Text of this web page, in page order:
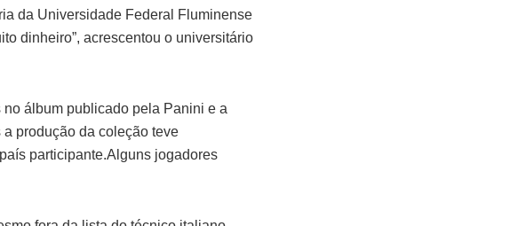
da Universidade Federal Fluminense
dinheiro”, acrescentou o universitário
álbum publicado pela Panini e a
produção da coleção teve
participante.Alguns jogadores